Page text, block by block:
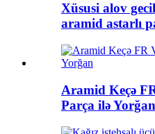
Xüsusi alov
aramid astarlı
Aramid Keçə
Parça ilə Yorğan